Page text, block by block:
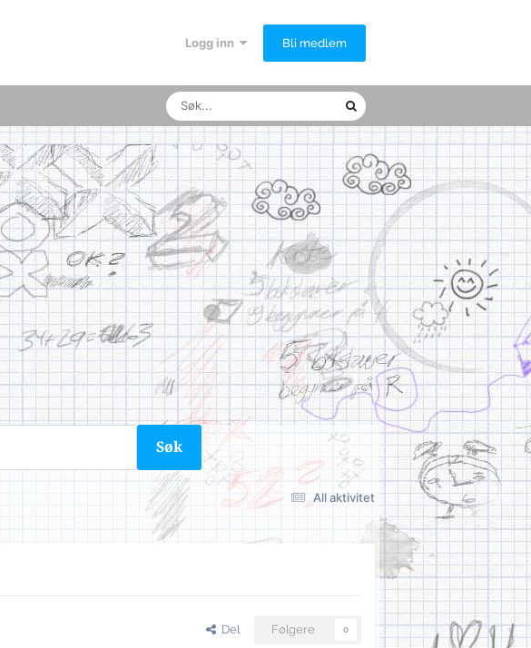
Logg inn Bli medlem
Søk
All aktivitet
Del Følgere 0